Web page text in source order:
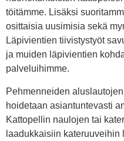
töitämme. Lisäksi
osittaisia uusimisia sekä
Läpivientien tiivistystyöt
ja muiden läpivientien
palveluihimme.
Pehmenneiden
hoidetaan asiantuntevasti
Kattopellin naulojen tai
laadukkaisiin kateruuveihin